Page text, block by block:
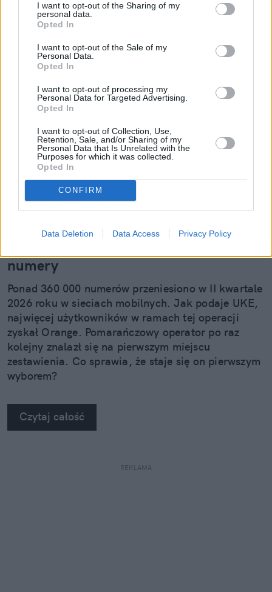
I want to opt-out of the Sharing of my
personal data.
Opted In
I want to opt-out of the Sale of my
Personal Data.
Opted In
I want to opt-out of processing my
Personal Data for Targeted Advertising.
Opted In
I want to opt-out of Collection, Use,
Retention, Sale, and/or Sharing of my
Personal Data that Is Unrelated with the
Purposes for which it was collected.
Opted In
CONFIRM
Data Deletion Data Access Privacy Policy
Czytaj więcej
Orange znów na czele. Powody, dla
numery
Ponad 360 000 numerów przeniesiono w II kwartale
2026 roku w sieciach mobilnych. Jak podaje UKE,
najwięcej użytkowników w ramach tej operacji
zyskał Orange. Pomarańczowy operator po raz
kolejny znalazł się na pierwszym miejscu
zestawienia. Co sprawia, że staje się on pierwszym
wyborem?
Czytaj całość
REKLAMA